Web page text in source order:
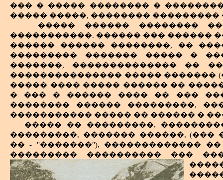
���������� �������������
������� �������� ��������
��������: ����� ��� ������� ��
���������� �������; �
���������� ���������
�� ���������, � ��� ����� ���
�������� ������ �����������
������� ���� ���������
��������� �. �. ���� ������
��������� ��� ��������
���������� ����������
������ ����-����, �������� �
��������, �������� ����� ��
�����, ������������� �������,
����������� �������� ������;
���� ���� ������ �����������.
����� ������ ������-����
������ ��������,
������������ ������� ���.
��� �������� ��������� ������
�����, � ����� ����������� ���
������� ������� � �������
�������� ����� ������� �
��������� ����-�������� ���
��������. � ����� ������
���������, � ��������� ��������
��� � ����� �������� �
����� �����, �������� ���������
����� ������ ��������
�����������. ������ ��� ������
������ ������ ��������, ��
��������� ������� ����� �
�������, �������������� ��
��������������� ����� �������
����� ���� ����� ������ ��
� ��� � ������ ���� �� ���
�������� ������ ���������,
����������� ����� �� ������ �
����� �� ���������,
���������, ������� ������,
�� - "�������"), �������������
��������� ���������� ���
��������, ��� ����������
����������� "�����" ��-�������